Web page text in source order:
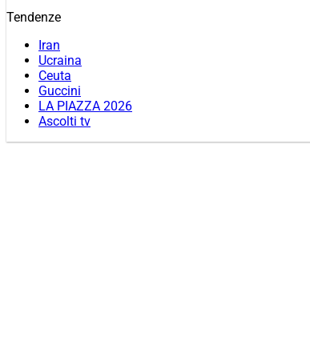
Tendenze
Iran
Ucraina
Ceuta
Guccini
LA PIAZZA 2026
Ascolti tv